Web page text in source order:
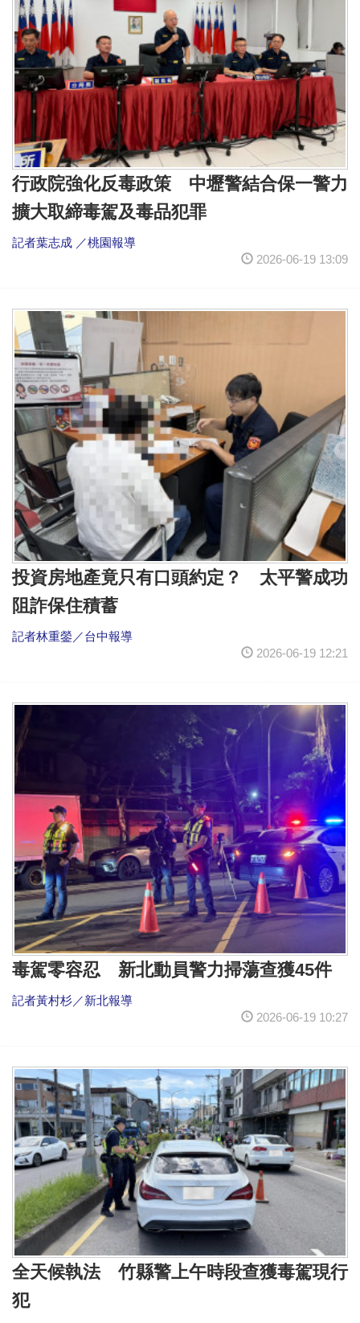
行政院強化反毒政策 中壢警結合保一警力
擴大取締毒駕及毒品犯罪
記者葉志成 ／桃園報導
2026-06-19 13:09
投資房地產竟只有口頭約定？ 太平警成功
阻詐保住積蓄
記者林重鎣／台中報導
2026-06-19 12:21
毒駕零容忍 新北動員警力掃蕩查獲45件
記者黃村杉／新北報導
2026-06-19 10:27
全天候執法 竹縣警上午時段查獲毒駕現行
犯